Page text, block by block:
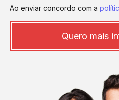
Ao enviar concordo com a
Quero mais